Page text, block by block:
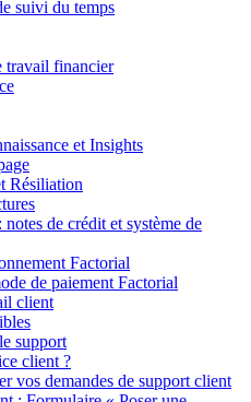
suivi du temps
travail financier
et Insights
Résiliation
de crédit et système de
Factorial
de paiement Factorial
client
support
client ?
vos demandes de support client